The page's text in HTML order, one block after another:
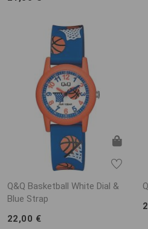
Q&Q Basketball White Dial &
Blue Strap
22,00 €